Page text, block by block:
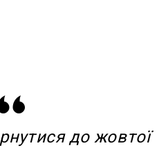
до жовтої